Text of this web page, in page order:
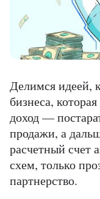
Делимся идеей,
бизнеса,
доход —
продажи, а
расчетный счет
схем, только
партнерство.